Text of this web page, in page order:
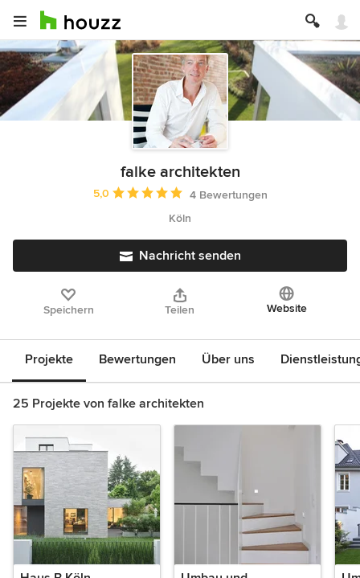
falke architekten
Durchschnittliche Bewertung: 5 von 5 Sternen
5,0
4 Bewertungen
Köln
Nachricht senden
Speichern Teilen Website
Projekte Bewertungen Über uns
25 Projekte von falke architekten